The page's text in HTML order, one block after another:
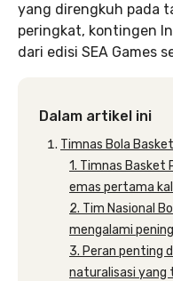
yang direngkuh pada
peringkat, kontingen
dari edisi SEA Games
Dalam artikel ini
Timnas Bola
1. Timnas Basket
emas pertama
2. Tim Nasional
mengalami
3. Peran penting
naturalisasi yang